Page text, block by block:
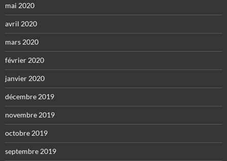
mai 2020
avril 2020
mars 2020
février 2020
janvier 2020
décembre 2019
novembre 2019
octobre 2019
septembre 2019